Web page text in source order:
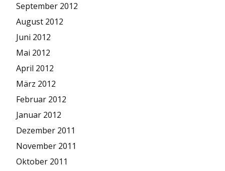
September 2012
August 2012
Juni 2012
Mai 2012
April 2012
März 2012
Februar 2012
Januar 2012
Dezember 2011
November 2011
Oktober 2011